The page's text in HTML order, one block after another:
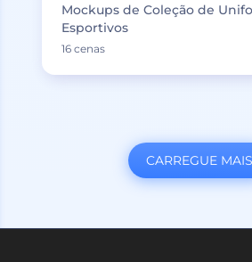
Mockups de Coleção de
Esportivos
16 cenas
CARREGUE MAIS